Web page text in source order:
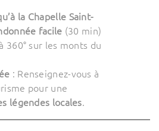
la Chapelle Saint-
facile (30 min)
360° sur les monts du
: Renseignez-vous à
pour une
légendes locales.